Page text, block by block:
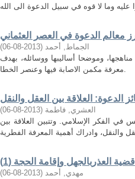
عليه وما لا قوه في سبيل الدعوة الى الله
معالم الدعوة في العصر العثماني
الجماط, أحمد (
2013-08-06
)
وموضحا أساليبها ووسائله، بهدف
معرفة مكمن الاصابة فيها وعنصر الخطا.
الدعوة: العلاقة بين العقل والنقل
العشري, فاطمة (
2013-08-06
)
الفكر الإسلامي. وتتبين العلاقة بين
قضية العذربالجهل وإقامة الحجة (1)
مهدي, أحمد (
2013-08-06
)